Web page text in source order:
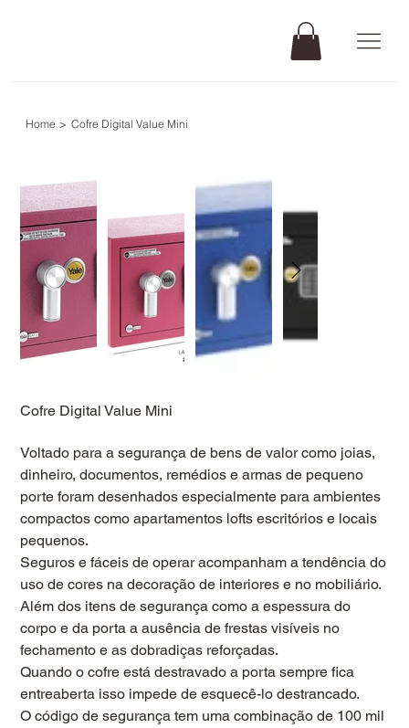
Home > Cofre Digital Value Mini
Cofre Digital Value Mini
Voltado para a segurança de bens de valor como joias,
dinheiro, documentos, remédios e armas de pequeno
porte foram desenhados especialmente para ambientes
compactos como apartamentos lofts escritórios e locais
pequenos.
Seguros e fáceis de operar acompanham a tendência do
uso de cores na decoração de interiores e no mobiliário.
Além dos itens de segurança como a espessura do
corpo e da porta a ausência de frestas visíveis no
fechamento e as dobradiças reforçadas.
Quando o cofre está destravado a porta sempre fica
entreaberta isso impede de esquecê-lo destrancado.
O código de segurança tem uma combinação de 100 mil